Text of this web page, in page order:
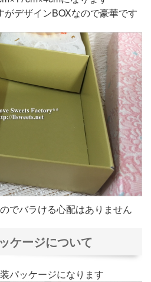
デザインBOXなので豪華です
でバラける心配はありません
ケージについて
パッケージになります